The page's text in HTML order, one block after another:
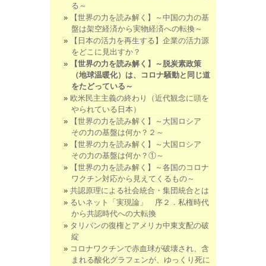
る～
【世界の力を読み解く】～中国の力の基
盤は架空経済から実物経済への転換～
【日本の活力を再生する】企業の活力源
をどこに見出すか？
【世界の力を読み解く】～脱炭素政策
（地球温暖化）は、コロナ騒動と同じ道
をたどっている～
欧米民主主義の終わり（近代観念に頭を
やられている日本）
【世界の力を読み解く】～大国ロシア
その力の基盤は何か？２～
【世界の力を読み解く】～大国ロシア
その力の基盤は何か？①～
【世界の力を読み解く】～各国のコロナ
ワクチン対応から見えてくるもの～
共認原理による社会統合・集団統合とは
るいネット「実現論」 序２．私権時代
から共認時代への大転換
タリバンの復権とアメリカ中東支配の破
綻
コロナワクチンで赤血球が破壊され、含
まれる酸化グラフェンが、ゆっくり死に